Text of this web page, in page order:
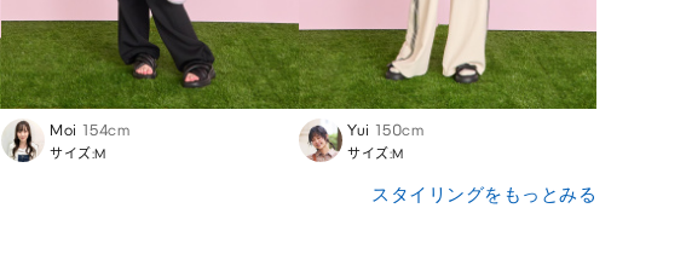
Moi 154cm
サイズ:M
Yui 150cm
サイズ:M
スタイリングをもっとみる